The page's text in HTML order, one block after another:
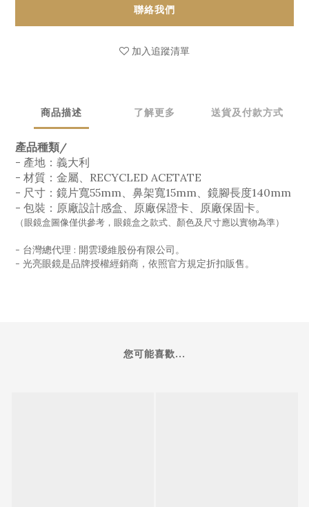
聯絡我們
加入追蹤清單
商品描述 了解更多 送貨及付款方式
產品種類/
- 產地：義大利
- 材質：金屬、RECYCLED ACETATE
- 尺寸：鏡片寬55mm、鼻架寬15mm、鏡腳長度140mm
- 包裝：原廠設計感盒、原廠保證卡、原廠保固卡。
（眼鏡盒圖像僅供參考，眼鏡盒之款式、顏色及尺寸應以實物為準）
- 台灣總代理 : 開雲璦維股份有限公司。
- 光亮眼鏡是品牌授權經銷商，依照官方規定折扣販售。
您可能喜歡...